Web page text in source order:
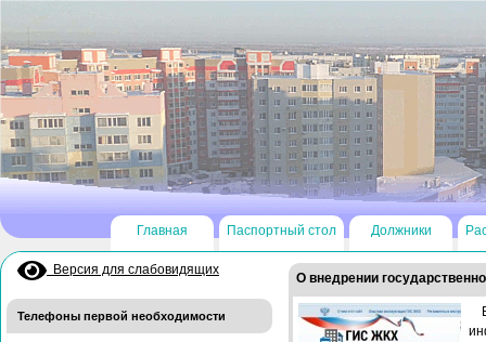
Главная Паспортный стол Должники
Версия для слабовидящих
Телефоны первой необходимости
О внедрении